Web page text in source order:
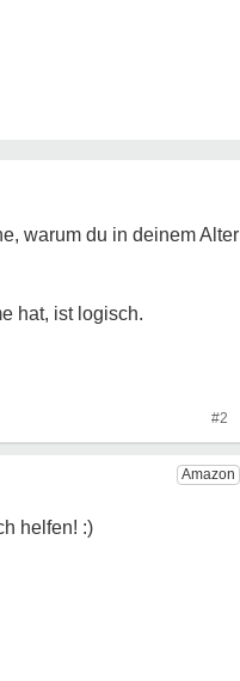
warum du in deinem Alter
hat, ist logisch.
#2